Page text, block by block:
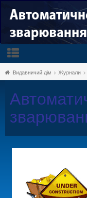
Видавничий дім Журнали